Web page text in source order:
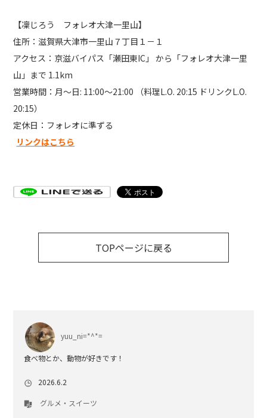
【凜じろう フォレオ大津一里山】
住所：滋賀県大津市一里山７丁目１－１
アクセス：京滋バイパス「瀬田東IC」 から「フォレオ大津一里
山」まで 1.1km
営業時間：月～日: 11:00～21:00 （料理L.O. 20:15 ドリンクL.O.
20:15）
定休日：フォレオに準ずる
リンクはこちら
TOPページに戻る
yuu_ni=*^*=
食べ物とか、動物が好きです！
2026.6.2
グルメ・スイーツ